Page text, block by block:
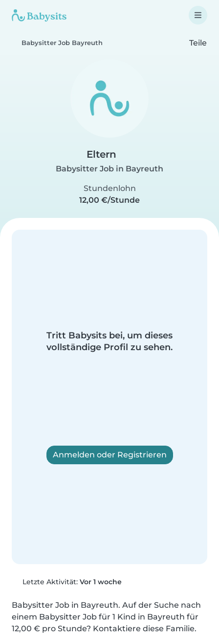
Babysitter Job Bayreuth Teile
Eltern
Babysitter Job in Bayreuth
Stundenlohn
12,00 €/Stunde
Tritt Babysits bei, um dieses
vollständige Profil zu sehen.
Anmelden oder Registrieren
Letzte Aktivität: Vor 1 woche
Babysitter Job in Bayreuth. Auf der Suche nach
einem Babysitter Job für 1 Kind in Bayreuth für
12,00 € pro Stunde? Kontaktiere diese Familie.